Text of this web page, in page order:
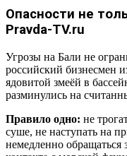
Опасности не
Pravda-TV.ru
Угрозы на Бали не
российский бизнесмен
ядовитой змеёй в
разминулись на
Правило одно: не
суше, не наступать на
немедленно